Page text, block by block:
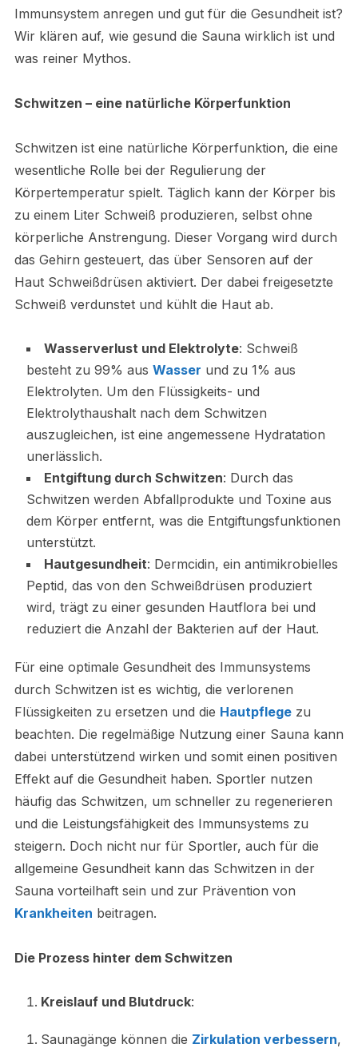
Immunsystem anregen und gut für die Gesundheit ist?
Wir klären auf, wie gesund die Sauna wirklich ist und
was reiner Mythos.
Schwitzen – eine natürliche Körperfunktion
Schwitzen ist eine natürliche Körperfunktion, die eine
wesentliche Rolle bei der Regulierung der
Körpertemperatur spielt. Täglich kann der Körper bis
zu einem Liter Schweiß produzieren, selbst ohne
körperliche Anstrengung. Dieser Vorgang wird durch
das Gehirn gesteuert, das über Sensoren auf der
Haut Schweißdrüsen aktiviert. Der dabei freigesetzte
Schweiß verdunstet und kühlt die Haut ab.
Wasserverlust und Elektrolyte: Schweiß
besteht zu 99% aus Wasser und zu 1% aus
Elektrolyten. Um den Flüssigkeits- und
Elektrolythaushalt nach dem Schwitzen
auszugleichen, ist eine angemessene Hydratation
unerlässlich.
Entgiftung durch Schwitzen: Durch das
Schwitzen werden Abfallprodukte und Toxine aus
dem Körper entfernt, was die Entgiftungsfunktionen
unterstützt.
Hautgesundheit: Dermcidin, ein antimikrobielles
Peptid, das von den Schweißdrüsen produziert
wird, trägt zu einer gesunden Hautflora bei und
reduziert die Anzahl der Bakterien auf der Haut.
Für eine optimale Gesundheit des Immunsystems
durch Schwitzen ist es wichtig, die verlorenen
Flüssigkeiten zu ersetzen und die Hautpflegezu
beachten. Die regelmäßige Nutzung einer Sauna kann
dabei unterstützend wirken und somit einen positiven
Effekt auf die Gesundheit haben. Sportler nutzen
häufig das Schwitzen, um schneller zu regenerieren
und die Leistungsfähigkeit des Immunsystems zu
steigern. Doch nicht nur für Sportler, auch für die
allgemeine Gesundheit kann das Schwitzen in der
Sauna vorteilhaft sein und zur Prävention von
Krankheiten beitragen.
Die Prozess hinter dem Schwitzen
Kreislauf und Blutdruck:
Saunagänge können die Zirkulation verbessern,